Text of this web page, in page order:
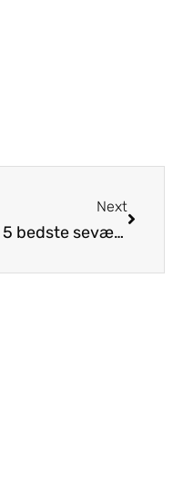
Next
De 5 bedste seværdigheder i Alanya